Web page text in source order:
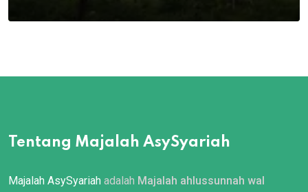
Tentang Majalah AsySyariah
Majalah AsySyariah adalah Majalah ahlussunnah wal